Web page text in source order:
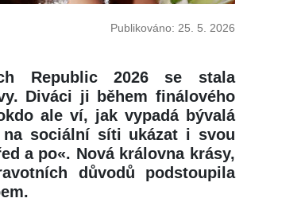
Publikováno: 25. 5. 2026
Republic 2026 se stala
Diváci ji během finálového
ale ví, jak vypadá bývalá
sociální síti ukázat i svou
a po«. Nová královna krásy,
důvodů podstoupila